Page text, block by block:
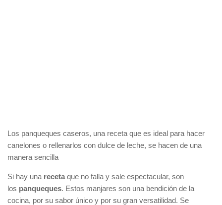
Los panqueques caseros, una receta que es ideal para hacer
canelones o rellenarlos con dulce de leche, se hacen de una
manera sencilla
Si hay una receta que no falla y sale espectacular, son
los panqueques. Estos manjares son una bendición de la
cocina, por su sabor único y por su gran versatilidad. Se